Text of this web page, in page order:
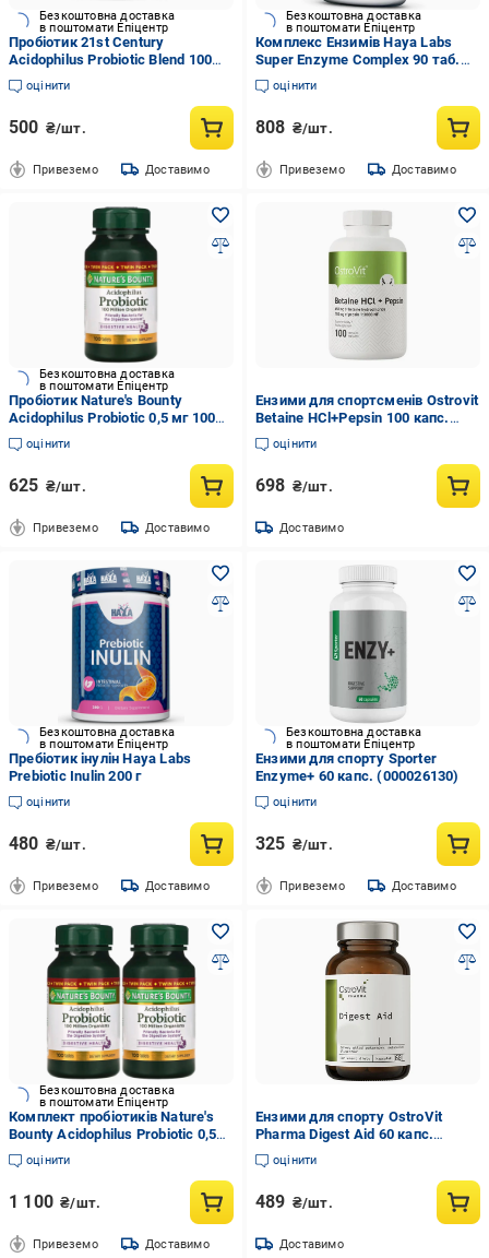
Безкоштовна доставка
в поштомати Епіцентр
Пробіотик 21st Century
Acidophilus Probiotic Blend 100
капс. (23713013)
оцінити
500 ₴/шт.
Привеземо Доставимо
Безкоштовна доставка
в поштомати Епіцентр
Комплекс Ензимів Haya Labs
Super Enzyme Complex 90 таб.
(69405004)
оцінити
808 ₴/шт.
Привеземо Доставимо
Безкоштовна доставка
в поштомати Епіцентр
Пробіотик Nature's Bounty
Acidophilus Probiotic 0,5 мг 100
табл. (28326077)
оцінити
625 ₴/шт.
Привеземо Доставимо
Ензими для спортсменів Ostrovit
Betaine HCl+Pepsin 100 капс.
(23505780)
оцінити
698 ₴/шт.
Доставимо
Безкоштовна доставка
в поштомати Епіцентр
Пребіотик інулін Haya Labs
Prebiotic Inulin 200 г
оцінити
480 ₴/шт.
Привеземо Доставимо
Безкоштовна доставка
в поштомати Епіцентр
Ензими для спорту Sporter
Enzyme+ 60 капс. (000026130)
оцінити
325 ₴/шт.
Привеземо Доставимо
Безкоштовна доставка
в поштомати Епіцентр
Комплект пробіотиків Nature's
Bounty Acidophilus Probiotic 0,5
мг 2 шт./100 табл. (28307725)
оцінити
1 100 ₴/шт.
Привеземо Доставимо
Ензими для спорту OstroVit
Pharma Digest Aid 60 капс.
(000026660)
оцінити
489 ₴/шт.
Доставимо